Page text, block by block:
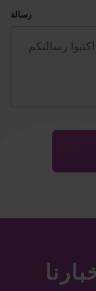
رسالة